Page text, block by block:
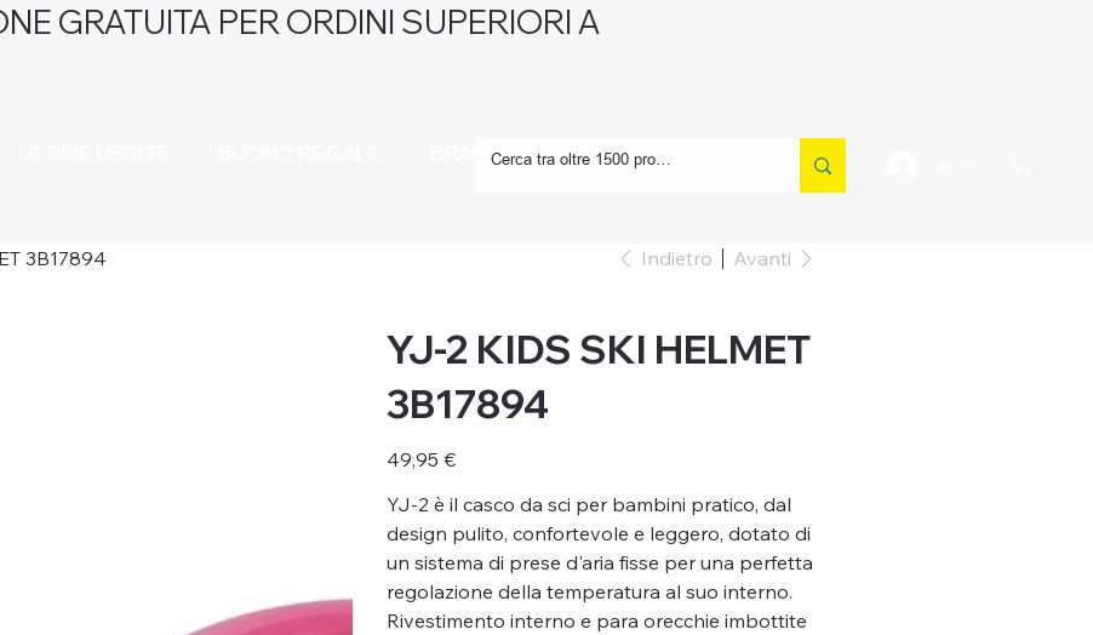
BRAND CONTATTI
GRATUITA PER ORDINI SUPERIORI A
3B17894 Indietro Avanti
YJ-2 KIDS SKI HELMET
3B17894
Prezzo
49,95 €
YJ-2 è il casco da sci per bambini pratico, dal
design pulito, confortevole e leggero, dotato di
un sistema di prese d'aria fisse per una perfetta
regolazione della temperatura al suo interno.
Rivestimento interno e para orecchie imbottite